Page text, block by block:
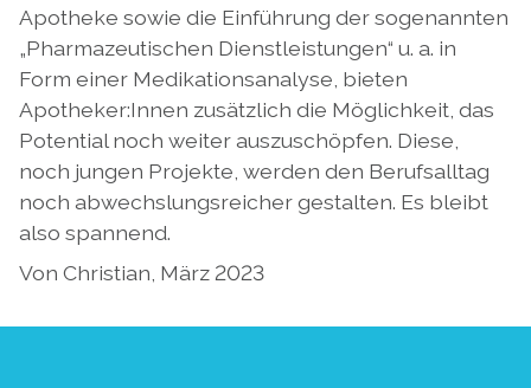
Apotheke sowie die Einführung der sogenannten
„Pharmazeutischen Dienstleistungen“ u. a. in
Form einer Medikationsanalyse, bieten
Apotheker:Innen zusätzlich die Möglichkeit, das
Potential noch weiter auszuschöpfen. Diese,
noch jungen Projekte, werden den Berufsalltag
noch abwechslungsreicher gestalten. Es bleibt
also spannend.
Von Christian, März 2023